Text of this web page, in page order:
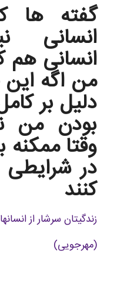
گفته ها
انسانی
انسانی هم
من اگه این
دلیل بر
بودن من
وقتا ممکنه
در شرایطی
کنند
زندگیتان سرشار از
(مهرجویی)